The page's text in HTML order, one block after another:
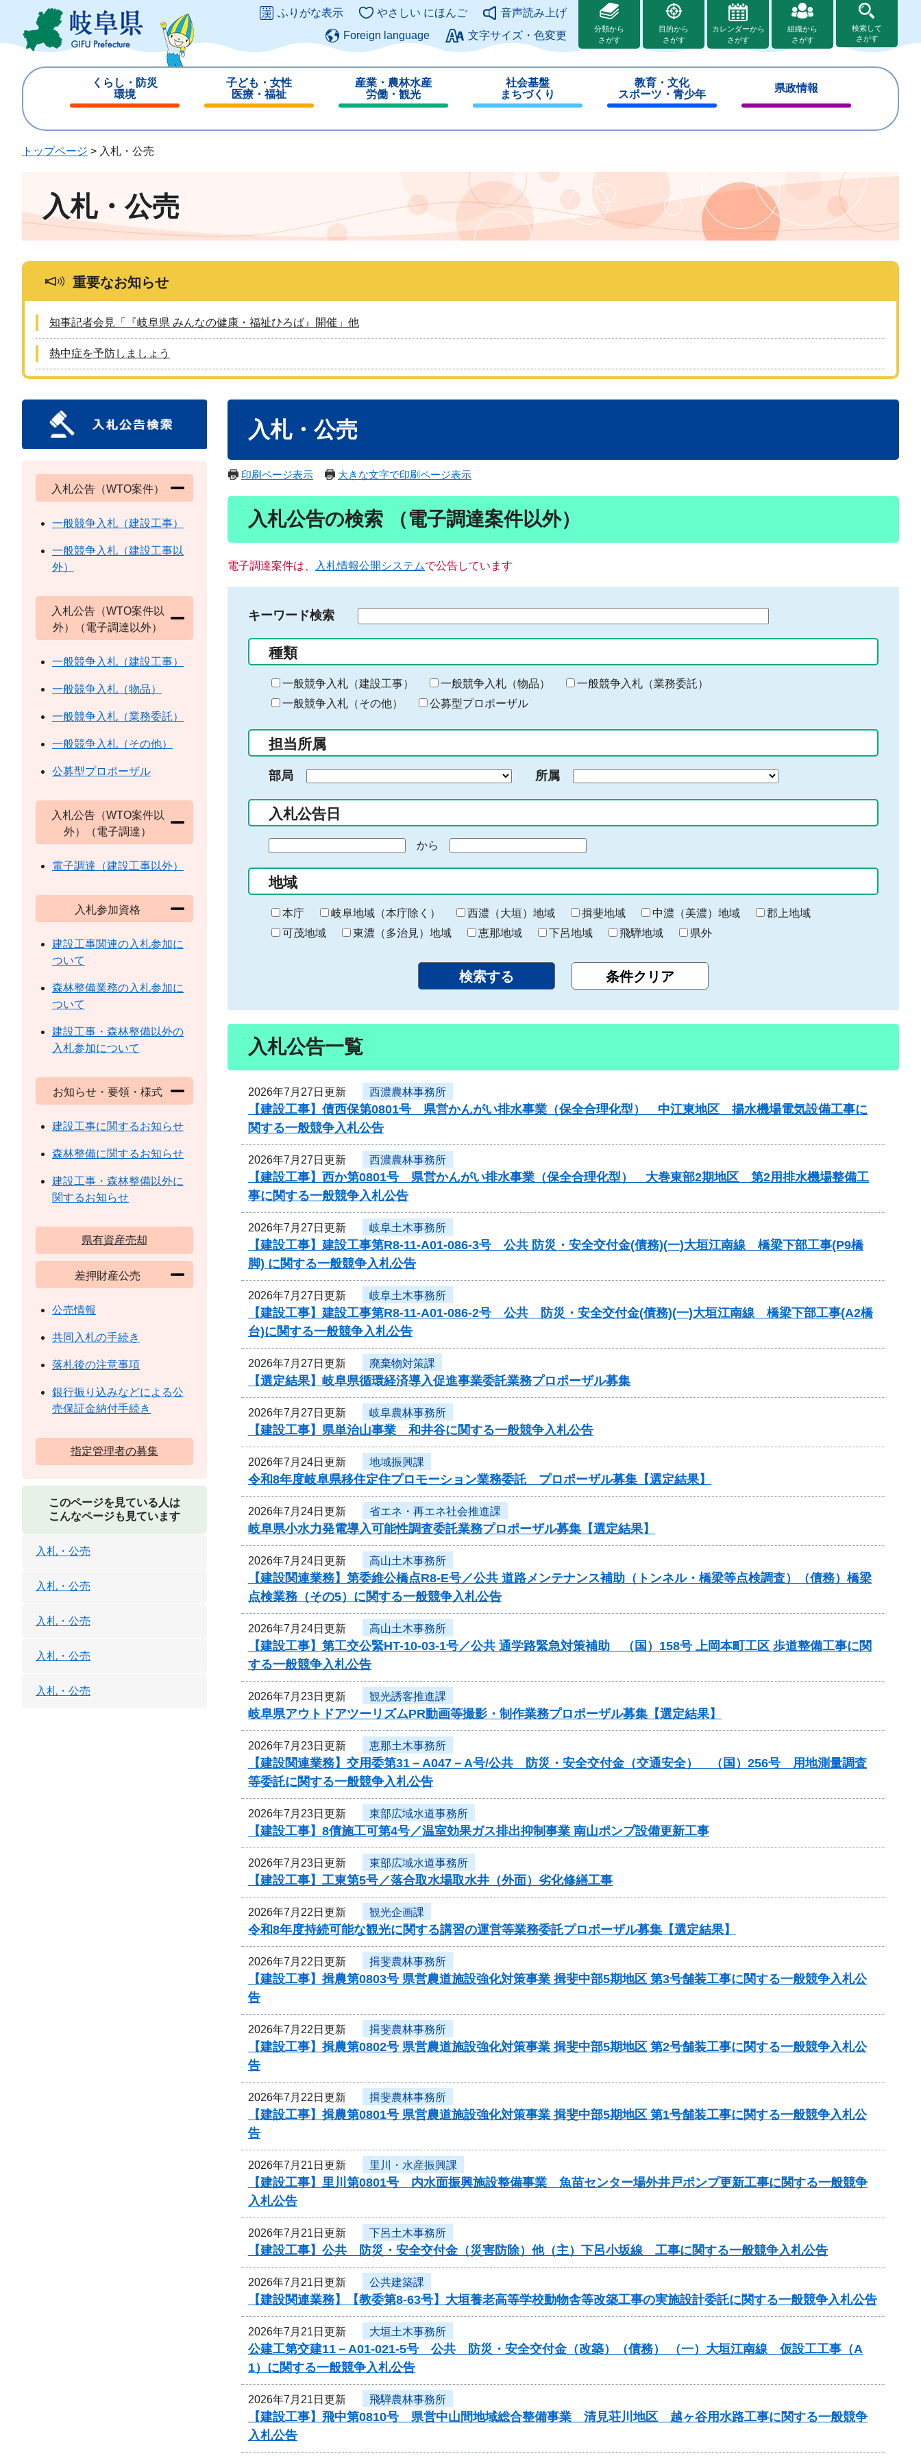
ジ
ュ
このページの本文へ
ふりがな表示 やさしい にほんご
音声読み上げ
Foreign language
文字サイズ・色変更
分類から
さがす
目的から
さがす
カレンダーから
さがす
組織から
さがす
検索して
さがす
くらし・防災
環境
じ
子ども・女性
医療・福祉
じ
産業・農林水産
労働・観光
じ
社会基盤
まちづくり
じ
教育・文化
スポーツ・青少年
じ
県政情報
じ
トップページ > 入札・公売
入札・公売
重要なお知らせ
知事記者会見「『岐阜県 みんなの健康・福祉ひろば』開催」他
熱中症を予防しましょう
入札・公売
印刷ページ表示 大きな文字で印刷ページ表示
入札公告の検索 （電子調達案件以外）
電子調達案件は、 入札情報公開システムで公告しています
キーワード検索
る
キ
ー
ー
入
力
種類
一般競争入札（建設工事） 一般競争入札（物品）
一般競争入札（業務委託）
一般競争入札（その他）
公募型プロポーザル
担当所属
部局 所属
入札公告日
の
始
ま
り
から
終
わ
り
地域
本庁 岐阜地域（本庁除く） 西濃（大垣）地域 揖斐地域 中濃（美濃）地域
郡上地域
可茂地域
東濃（多治見）地域 恵那地域 下呂地域 飛騨地域 県外
入札公告一覧
2026年7月27日更新 西濃農林事務所
【建設工事】債西保第0801号 県営かんがい排水事業（保全合理化型） 中江東地区 揚水機場電気設備工事に
関する一般競争入札公告
2026年7月27日更新 西濃農林事務所
【建設工事】西か第0801号 県営かんがい排水事業（保全合理化型） 大巻東部2期地区 第2用排水機場整備工
事に関する一般競争入札公告
2026年7月27日更新 岐阜土木事務所
【建設工事】建設工事第R8-11-A01-086-3号 公共 防災・安全交付金(債務)(一)大垣江南線 橋梁下部工事(P9橋
脚) に関する一般競争入札公告
2026年7月27日更新 岐阜土木事務所
【建設工事】建設工事第R8-11-A01-086-2号 公共 防災・安全交付金(債務)(一)大垣江南線 橋梁下部工事(A2橋
台)に関する一般競争入札公告
2026年7月27日更新 廃棄物対策課
【選定結果】岐阜県循環経済導入促進事業委託業務プロポーザル募集
2026年7月27日更新 岐阜農林事務所
【建設工事】県単治山事業 和井谷に関する一般競争入札公告
2026年7月24日更新 地域振興課
令和8年度岐阜県移住定住プロモーション業務委託 プロポーザル募集【選定結果】
2026年7月24日更新 省エネ・再エネ社会推進課
岐阜県小水力発電導入可能性調査委託業務プロポーザル募集【選定結果】
2026年7月24日更新 高山土木事務所
【建設関連業務】第委維公橋点R8-E号／公共 道路メンテナンス補助（トンネル・橋梁等点検調査）（債務）橋梁
点検業務（その5）に関する一般競争入札公告
2026年7月24日更新 高山土木事務所
【建設工事】第工交公緊HT-10-03-1号／公共 通学路緊急対策補助 （国）158号 上岡本町工区 歩道整備工事に関
する一般競争入札公告
2026年7月23日更新 観光誘客推進課
岐阜県アウトドアツーリズムPR動画等撮影・制作業務プロポーザル募集【選定結果】
2026年7月23日更新 恵那土木事務所
【建設関連業務】交用委第31－A047－A号/公共 防災・安全交付金（交通安全） （国）256号 用地測量調査
等委託に関する一般競争入札公告
2026年7月23日更新 東部広域水道事務所
【建設工事】8債施工可第4号／温室効果ガス排出抑制事業 南山ポンプ設備更新工事
2026年7月23日更新 東部広域水道事務所
【建設工事】工東第5号／落合取水場取水井（外面）劣化修繕工事
2026年7月22日更新 観光企画課
令和8年度持続可能な観光に関する講習の運営等業務委託プロポーザル募集【選定結果】
2026年7月22日更新 揖斐農林事務所
【建設工事】揖農第0803号 県営農道施設強化対策事業 揖斐中部5期地区 第3号舗装工事に関する一般競争入札公
告
2026年7月22日更新 揖斐農林事務所
【建設工事】揖農第0802号 県営農道施設強化対策事業 揖斐中部5期地区 第2号舗装工事に関する一般競争入札公
告
2026年7月22日更新 揖斐農林事務所
【建設工事】揖農第0801号 県営農道施設強化対策事業 揖斐中部5期地区 第1号舗装工事に関する一般競争入札公
告
2026年7月21日更新 里川・水産振興課
【建設工事】里川第0801号 内水面振興施設整備事業 魚苗センター場外井戸ポンプ更新工事に関する一般競争
入札公告
2026年7月21日更新 下呂土木事務所
【建設工事】公共 防災・安全交付金（災害防除）他（主）下呂小坂線 工事に関する一般競争入札公告
2026年7月21日更新 公共建築課
【建設関連業務】【教委第8-63号】大垣養老高等学校動物舎等改築工事の実施設計委託に関する一般競争入札公告
2026年7月21日更新 大垣土木事務所
公建工第交建11－A01-021-5号 公共 防災・安全交付金（改築）（債務） （一）大垣江南線 仮設工工事（A
1）に関する一般競争入札公告
2026年7月21日更新 飛騨農林事務所
【建設工事】飛中第0810号 県営中山間地域総合整備事業 清見荘川地区 越ヶ谷用水路工事に関する一般競争
入札公告
入札公告（WTO案件）
一般競争入札（建設工事）
一般競争入札（建設工事以
外）
入札公告（WTO案件以
外）（電子調達以外）
一般競争入札（建設工事）
一般競争入札（物品）
一般競争入札（業務委託）
一般競争入札（その他）
公募型プロポーザル
入札公告（WTO案件以
外）（電子調達）
電子調達（建設工事以外）
入札参加資格
建設工事関連の入札参加に
ついて
森林整備業務の入札参加に
ついて
建設工事・森林整備以外の
入札参加について
お知らせ・要領・様式
建設工事に関するお知らせ
森林整備に関するお知らせ
建設工事・森林整備以外に
関するお知らせ
県有資産売却
差押財産公売
公売情報
共同入札の手続き
落札後の注意事項
銀行振り込みなどによる公
売保証金納付手続き
指定管理者の募集
このページを見ている人は
こんなページも見ています
入札・公売
入札・公売
入札・公売
入札・公売
入札・公売